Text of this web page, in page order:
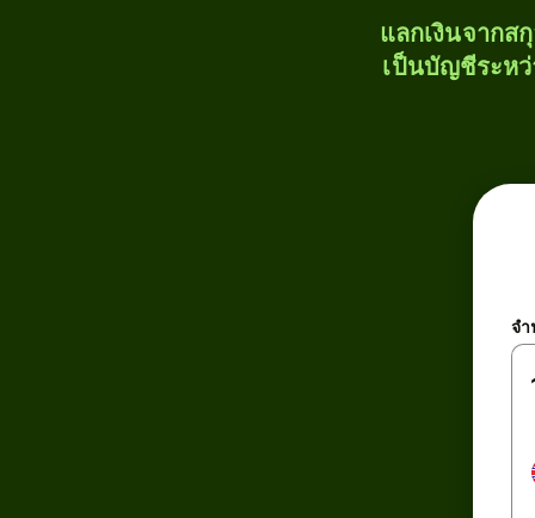
แลกเงินจากส
เป็นบัญชีระหว่
จ